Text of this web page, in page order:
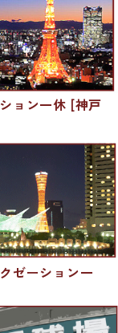
ョン一休 [神戸
ゼーション一